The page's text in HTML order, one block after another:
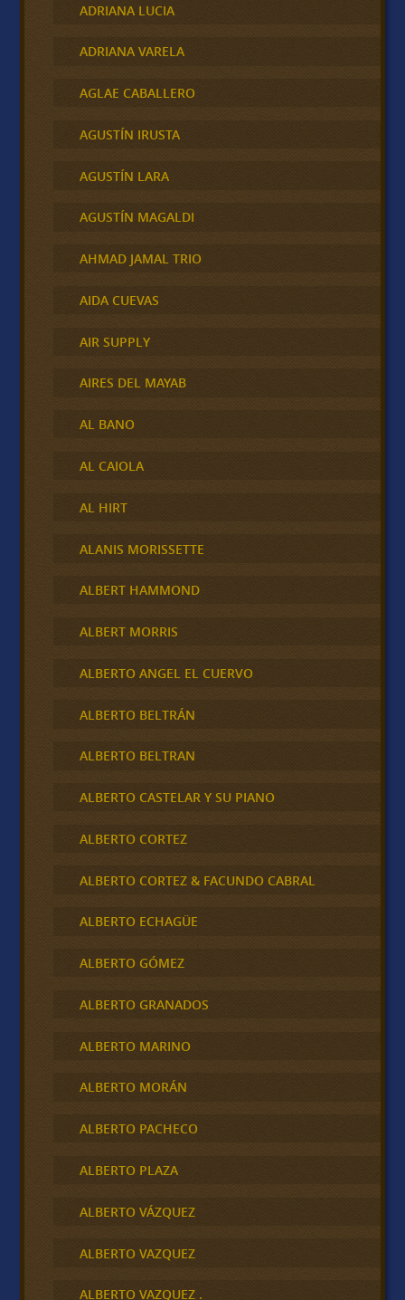
ADRIANA LUCIA
ADRIANA VARELA
AGLAE CABALLERO
AGUSTÍN IRUSTA
AGUSTÍN LARA
AGUSTÍN MAGALDI
AHMAD JAMAL TRIO
AIDA CUEVAS
AIR SUPPLY
AIRES DEL MAYAB
AL BANO
AL CAIOLA
AL HIRT
ALANIS MORISSETTE
ALBERT HAMMOND
ALBERT MORRIS
ALBERTO ANGEL EL CUERVO
ALBERTO BELTRÁN
ALBERTO BELTRAN
ALBERTO CASTELAR Y SU PIANO
ALBERTO CORTEZ
ALBERTO CORTEZ & FACUNDO CABRAL
ALBERTO ECHAGÜE
ALBERTO GÓMEZ
ALBERTO GRANADOS
ALBERTO MARINO
ALBERTO MORÁN
ALBERTO PACHECO
ALBERTO PLAZA
ALBERTO VÁZQUEZ
ALBERTO VAZQUEZ
ALBERTO VAZQUEZ .